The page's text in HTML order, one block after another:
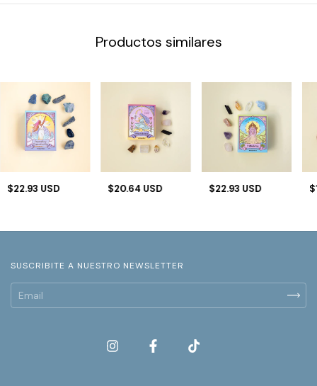
Productos similares
$22.93 USD $20.64 USD $22.93 USD
SUSCRIBITE A NUESTRO NEWSLETTER